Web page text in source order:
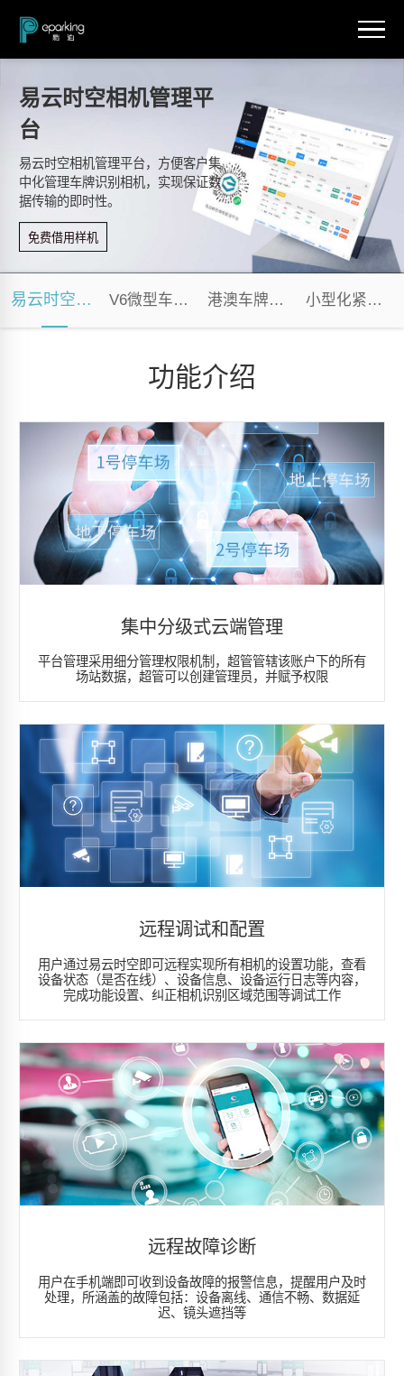
易云时空相机管理平
台
易云时空相机管理平台，方便客户集
中化管理车牌识别相机，实现保证数
据传输的即时性。
免费借用样机
易云时空相机管理平台 V6微型车牌识别模组 港澳车牌识别相机 小型化紧凑型
功能介绍
集中分级式云端管理
平台管理采用细分管理权限机制，超管管辖该账户下的所有
场站数据，超管可以创建管理员，并赋予权限
远程调试和配置
用户通过易云时空即可远程实现所有相机的设置功能，查看
设备状态（是否在线）、设备信息、设备运行日志等内容，
完成功能设置、纠正相机识别区域范围等调试工作
远程故障诊断
用户在手机端即可收到设备故障的报警信息，提醒用户及时
处理，所涵盖的故障包括：设备离线、通信不畅、数据延
迟、镜头遮挡等